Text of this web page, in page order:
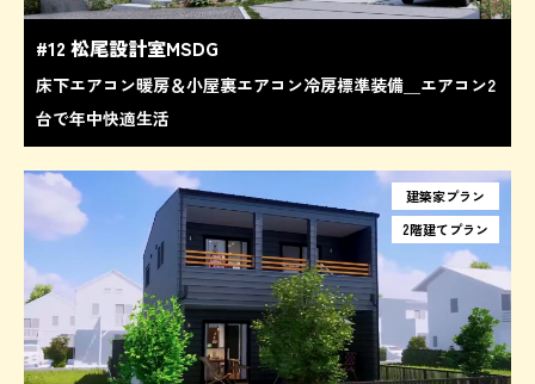
#12 松尾設計室MSDG
床下エアコン暖房＆小屋裏エアコン冷房標準装備＿エアコン2
台で年中快適生活
建築家プラン
2階建てプラン